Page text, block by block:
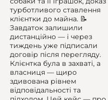
турботливого ставлення
клієнтки до майна. 📝
Завдаток залишили
дистанційно — і через
тиждень уже підписали
договір після перегляду.
Клієнтка була в захваті, а
власниця — щиро
здивована рівнем
відповідальності та